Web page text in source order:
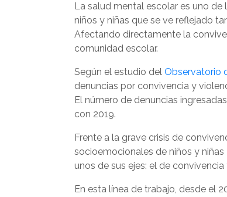
La salud mental escolar es uno
niños y niñas que se ve reflejado
Afectando directamente la
comunidad escolar.
Según el estudio del Observatorio
denuncias por convivencia y
El número de denuncias
con 2019.
Frente a la grave crisis de
socioemocionales de niños y
unos de sus ejes: el de
En esta línea de trabajo, desde el